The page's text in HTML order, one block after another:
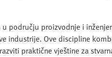
području proizvodnje i
industrije. Ove discipline
praktične vještine za